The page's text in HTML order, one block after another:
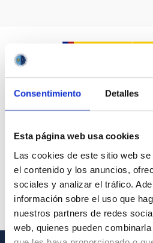
Consentimiento Detalles
Esta página web usa cookies
Las cookies de este sitio web
el contenido y los anuncios,
sociales y analizar el tráfico.
información sobre el uso que
nuestros partners de redes
web, quienes pueden